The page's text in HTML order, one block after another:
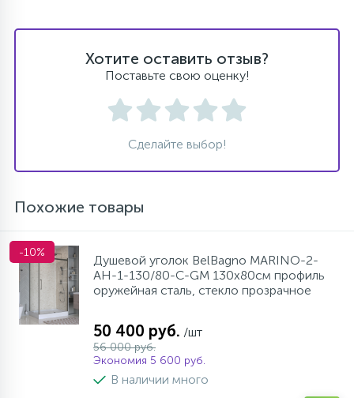
Хотите оставить отзыв?
Поставьте свою оценку!
Сделайте выбор!
Похожие товары
-10%
Душевой уголок BelBagno MARINO-2-
AH-1-130/80-C-GM 130х80см профиль
оружейная сталь, стекло прозрачное
50 400 руб. /шт
56 000 руб.
Экономия 5 600 руб.
В наличии много